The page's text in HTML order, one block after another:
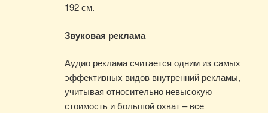
192 см.
Звуковая реклама
Аудио реклама считается одним из самых
эффективных видов внутренний рекламы,
учитывая относительно невысокую
стоимость и большой охват – все